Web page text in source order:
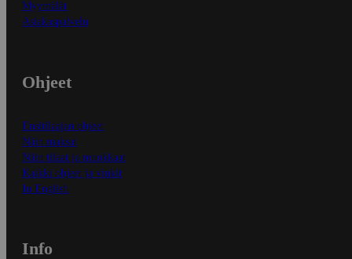
Myymälät
Asiakaspalvelu
Ohjeet
Ensitilaajan ohjeet
Näin maksat
Näin tilaat ja muokkaat
Kaikki ohjeet ja vinkit
In English
Info